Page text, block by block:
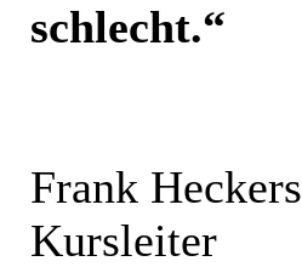
schlecht.“
Frank
Kursleiter